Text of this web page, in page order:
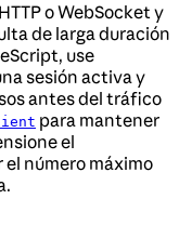
o WebSocket y
de larga duración
use
sesión activa y
antes del tráfico
para mantener
el
número máximo